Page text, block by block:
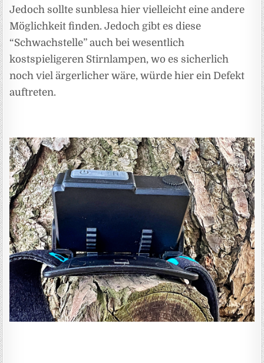
Jedoch sollte sunblesa hier vielleicht eine andere
Möglichkeit finden. Jedoch gibt es diese
“Schwachstelle” auch bei wesentlich
kostspieligeren Stirnlampen, wo es sicherlich
noch viel ärgerlicher wäre, würde hier ein Defekt
auftreten.